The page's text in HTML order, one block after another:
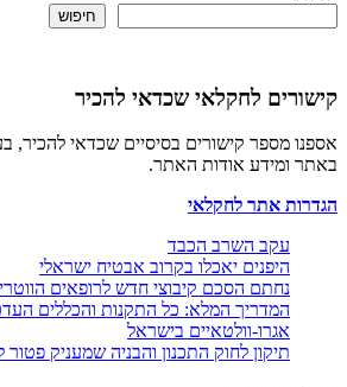
לחקלאי שכדאי להכיר
מספר קישורים בסיסיים שכדאי להכיר, בעיקר
אודות האתר.
אתר לחקלאי
עקב השרב הכבד
היפנים יאכלו בקרוב אבטיח ישראלי
נחתם הסכם קיבוצי חדש לרופאים הווטרינרים
המדריך המלא: כל התקנות והכללים העדכניים
אגרו-וולטאיים בישראל
תיקון לחוק התכנון והבניה שמעניק פטור